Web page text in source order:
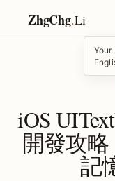
ZhgChg.Li
Your
iOS
開發攻
記